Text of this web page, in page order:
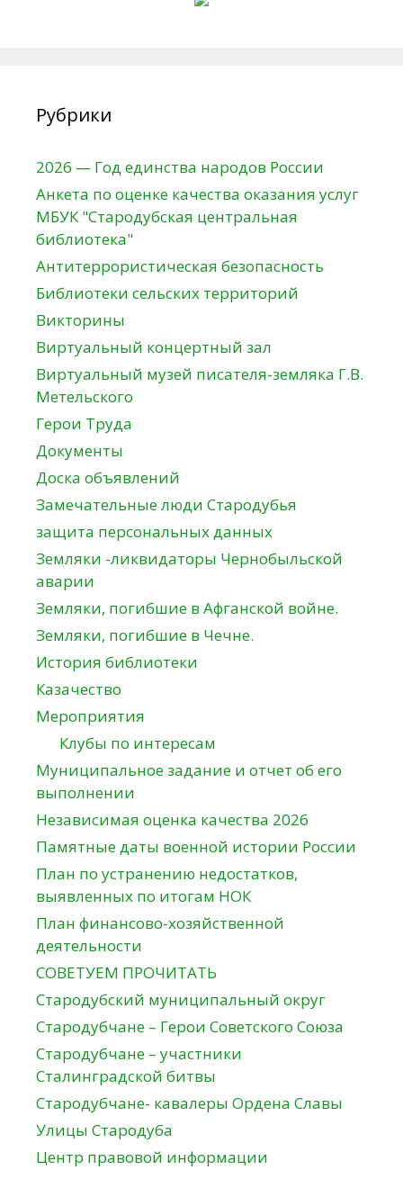
Рубрики
2026 — Год единства народов России
Анкета по оценке качества оказания услуг
МБУК "Стародубская центральная
библиотека"
Антитеррористическая безопасность
Библиотеки сельских территорий
Викторины
Виртуальный концертный зал
Виртуальный музей писателя-земляка Г.В.
Метельского
Герои Труда
Документы
Доска объявлений
Замечательные люди Стародубья
защита персональных данных
Земляки -ликвидаторы Чернобыльской
аварии
Земляки, погибшие в Афганской войне.
Земляки, погибшие в Чечне.
История библиотеки
Казачество
Мероприятия
Клубы по интересам
Муниципальное задание и отчет об его
выполнении
Независимая оценка качества 2026
Памятные даты военной истории России
План по устранению недостатков,
выявленных по итогам НОК
План финансово-хозяйственной
деятельности
СОВЕТУЕМ ПРОЧИТАТЬ
Стародубский муниципальный округ
Стародубчане – Герои Советского Союза
Стародубчане – участники
Сталинградской битвы
Стародубчане- кавалеры Ордена Славы
Улицы Стародуба
Центр правовой информации